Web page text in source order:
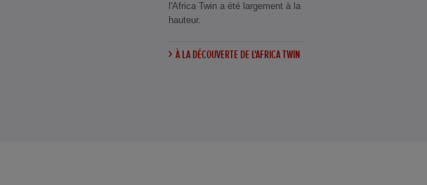
l'Africa Twin a été largement à la
hauteur.
À LA DÉCOUVERTE DE L'AFRICA TWIN